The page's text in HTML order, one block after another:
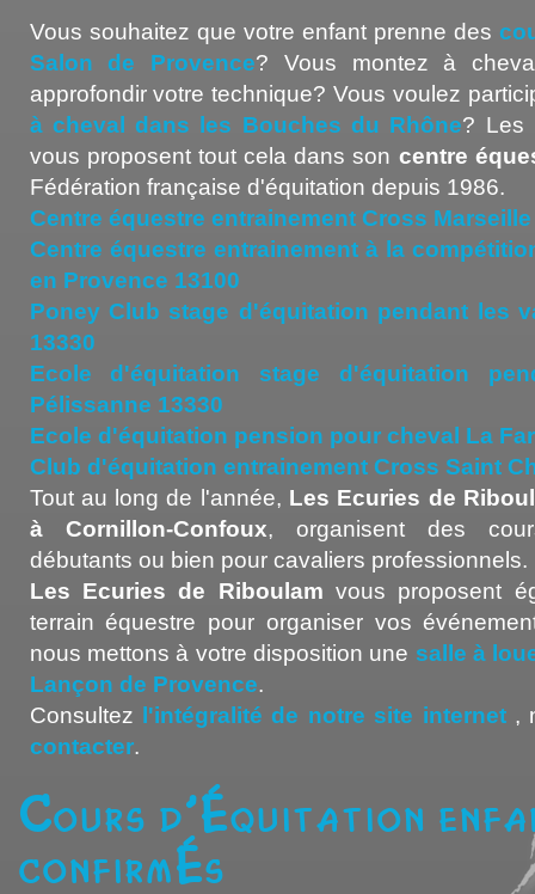
Vous souhaitez que votre enfant prenne des
Salon de Provence? Vous montez à
approfondir votre technique? Vous voulez
à cheval dans les Bouches du Rhône? Les
vous proposent tout cela dans son centre
Fédération française d'équitation depuis 1986.
Centre équestre entrainement Cross Marseille
Centre équestre entrainement à la
en Provence 13100
Poney Club stage d'équitation pendant les
13330
Ecole d'équitation stage d'équitation
Pélissanne 13330
Ecole d'équitation pension pour cheval La
Club d'équitation entrainement Cross Saint
Tout au long de l'année, Les Ecuries de
à Cornillon-Confoux, organisent des
débutants ou bien pour cavaliers professionnels.
Les Ecuries de Riboulam vous proposent
terrain équestre pour organiser vos
nous mettons à votre disposition une salle à
Lançon de Provence.
Consultez
l'intégralité de notre site internet,
contacter.
Cours d'équitation
confirmés